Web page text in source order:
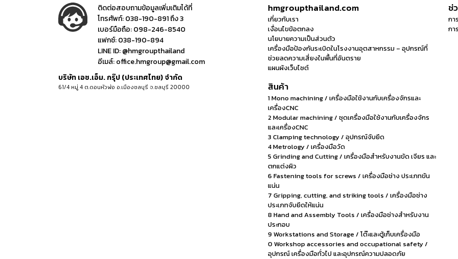
ติดต่อสอบถามข้อมูลเพิ่มเติมได้ที่
โทรศัพท์:038-190-891 ถึง 3
เบอร์มือถือ:098-246-8540
แฟกซ์:038-190-894
LINE ID:@hmgroupthailand
อีเมล์:office.hmgroup@gmail.com
บริษัท เอช.เอ็ม. กรุ๊ป (ประเทศไทย) จำกัด
61/4 หมู่ 4 ต.ดอนหัวฬ่อ อ.เมืองชลบุรี จ.ชลบุรี 20000
hmgroupthailand.com
เกี่ยวกับเรา
เงื่อนไขข้อตกลง
นโยบายความเป็นส่วนตัว
เครื่องมือป้องกันระเบิดในโรงงานอุตสาหกรรม – อุปกรณ์ที่
ช่วยลดความเสี่ยงในพื้นที่อันตราย
แผนผังเว็บไซต์
ช่
กา
กา
สินค้า
1 Mono machining / เครื่องมือใช้งานกับเครื่องจักรและ
เครื่องCNC
2 Modular machining / ชุดเครื่องมือใช้งานกับเครื่องจักร
และเครื่องCNC
3 Clamping technology / อุปกรณ์จับยึด
4 Metrology / เครื่องมือวัด
5 Grinding and Cutting / เครื่องมือสำหรับงานขัด เจียร และ
ตกแต่งผิว
6 Fastening tools for screws / เครื่องมือช่าง ประเภทขัน
แน่น
7 Gripping, cutting, and striking tools / เครื่องมือช่าง
ประเภทจับยึดให้แน่น
8 Hand and Assembly Tools / เครื่องมือช่างสำหรับงาน
ประกอบ
9 Workstations and Storage / โต๊ะและตู้เก็บเครื่องมือ
0 Workshop accessories and occupational safety /
อุปกรณ์ เครื่องมือทั่วไป และอุปกรณ์ความปลอดภัย